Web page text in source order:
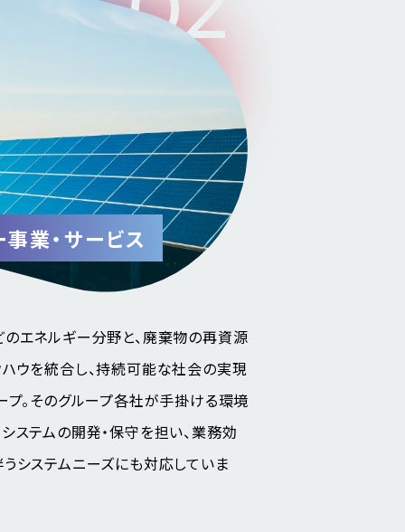
業・サービス
エネルギー分野と、廃棄物の再資源
ウを統合し、持続可能な社会の実現
プ。そのグループ各社が手掛ける環境
ステムの開発・保守を担い、業務効
システムニーズにも対応していま